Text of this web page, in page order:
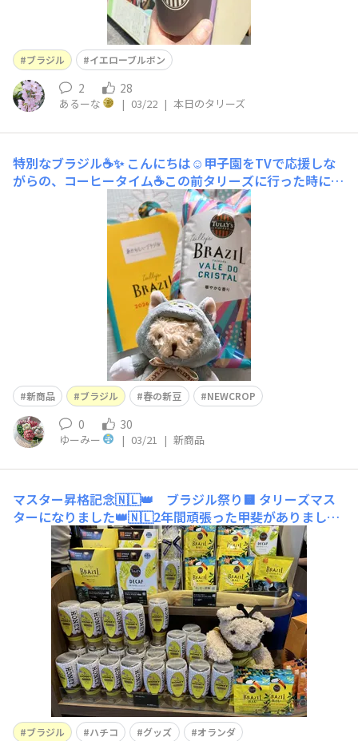
ブラジル イエローブルボン
2 28
あるーな | 03/22 | 本日のタリーズ
特別なブラジル☕️✨ こんにちは☺️甲子園をTVで応援しな
がらの、コーヒータイム☕️この前タリーズに行った時に、
新しいブラジルが発売だったので、お豆のままで購入。ど
のブラジルにしようか悩みましたが、『特別なブラジル』
に〜🤗私の好みのバランスだったので。パッケージも華や
かでかわいいパッケージ💕とっても華やかな香りで、酸味
新商品 ブラジル 春の新豆 NEWCROP
0 30
ゆーみー | 03/21 | 新商品
マスター昇格記念🇳🇱👑 ブラジル祭り🟨 タリーズマス
ターになりました👑🇳🇱2年間頑張った甲斐がありました
🙂ありがとうございます💐今日はブラジル祭りのため2件
ハシゴ一杯目はタリーズ ブラジル バウ！ラピュタパン
🍳が欲しくなる、休日の朝にぴったりの味ですハチコ🐝🐻
も黄色に囲まれて華やかですハチミツに置く手がさりげな
くかわいい二杯目はワンモア🐶
ブラジル ハチコ グッズ
オランダ